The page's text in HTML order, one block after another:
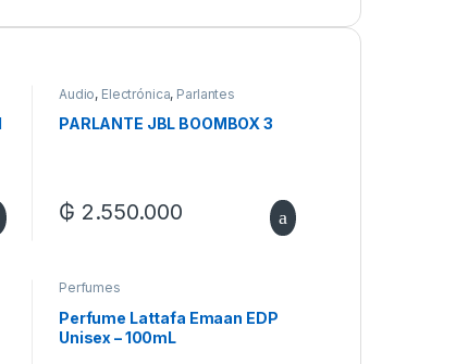
Audio, Electrónica, Parlantes
PARLANTE JBL BOOMBOX 3
₲ 2.550.000
Perfumes
Perfume Lattafa Emaan EDP
Unisex – 100mL